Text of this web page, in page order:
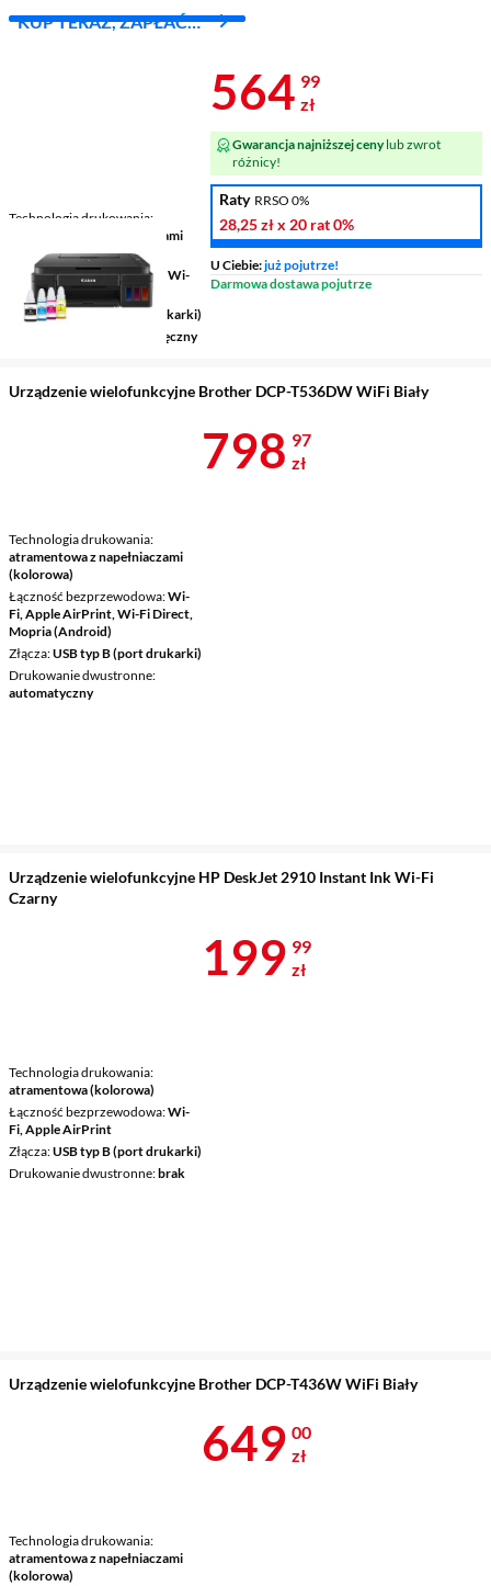
KUP TERAZ, ZAPŁAĆ
Technologia drukowania
atramentowa z napełniaczami
(kolorowa)
Łączność bezprzewodowa
Wi-
Fi, Mopria (Android)
Złącza USB typ B (port drukarki)
ręczny
Cena 564,99
564 99
zł
Gwarancja najniższej cenylub zwrot
różnicy!
Raty RRSO 0%
28,25 złx 20 rat0%
U Ciebie:już pojutrze!
Darmowa dostawa pojutrze
Urządzenie wielofunkcyjne Brother DCP-T536DW WiFi Biały
Technologia drukowania
atramentowa z napełniaczami
(kolorowa)
Łączność bezprzewodowa Wi-
Fi, Apple AirPrint, Wi-Fi Direct,
Mopria (Android)
Złącza USB typ B (port drukarki)
Drukowanie dwustronne
automatyczny
Cena 798,97
798 97
zł
Urządzenie wielofunkcyjne HP DeskJet 2910 Instant Ink Wi-Fi
Czarny
Technologia drukowania
atramentowa (kolorowa)
Łączność bezprzewodowa Wi-
Fi, Apple AirPrint
Złącza USB typ B (port drukarki)
Drukowanie dwustronne brak
Cena 199,99
199 99
zł
Urządzenie wielofunkcyjne Brother DCP-T436W WiFi Biały
Technologia drukowania
atramentowa z napełniaczami
(kolorowa)
Cena 649 zł
649 00
zł